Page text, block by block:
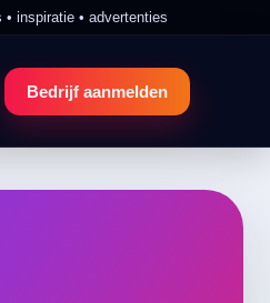
• inspiratie • advertenties
Bedrijf aanmelden